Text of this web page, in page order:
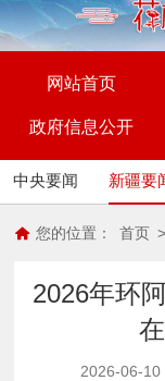
网站首页
政府信息公开
中央要闻 新疆要
您的位置： 首页 >
2026年环
2026-06-10